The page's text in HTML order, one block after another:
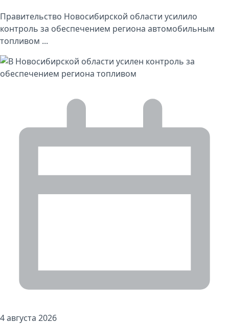
Правительство Новосибирской области усилило
контроль за обеспечением региона автомобильным
топливом ...
4 августа 2026